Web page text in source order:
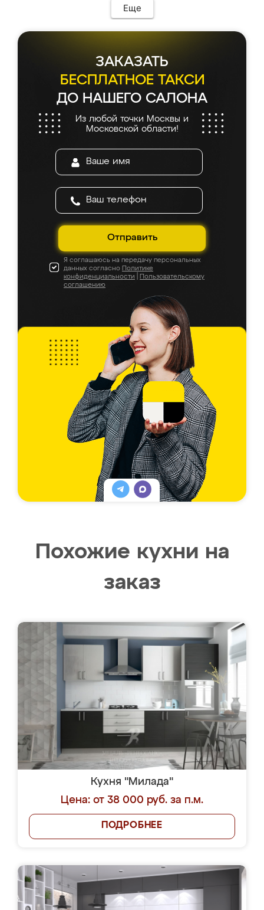
Еще
ЗАКАЗАТЬ
БЕСПЛАТНОЕ ТАКСИ
ДО НАШЕГО САЛОНА
Из любой точки Москвы и
Московской области!
Отправить
Я соглашаюсь на передачу персональных
данных согласно Политике
конфиденциальности
Пользовательскому
соглашению
Похожие кухни на
заказ
Кухня "Милада"
Цена: от 38 000 руб. за п.м.
ПОДРОБНЕЕ